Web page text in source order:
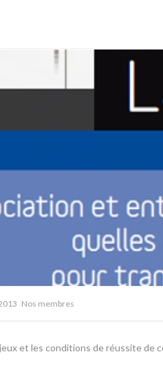
Nos membres
et les conditions de réussite de